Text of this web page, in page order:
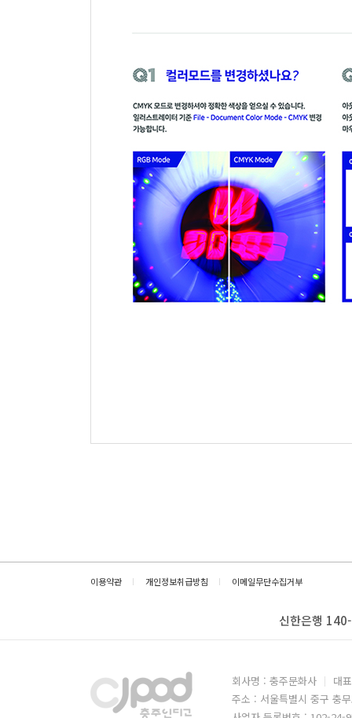
이용약관 개인정보취급방침 이메일무단수집거부
신한은행
회사명 : 충주문화사
대
주소 : 서울특별시 중구 충